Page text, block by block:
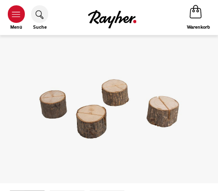
Menü Suche Warenkorb